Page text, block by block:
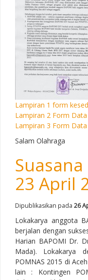
Lampiran 1 form
Lampiran 2 Form
Lampiran 3 Form
Salam Olahraga
23 April
Dipublikasikan pada 26
Lokakarya anggota
berjalan dengan
Harian BAPOMI Dr.
Mada). Lokakarya
POMNAS 2015 di
lain : Kontingen